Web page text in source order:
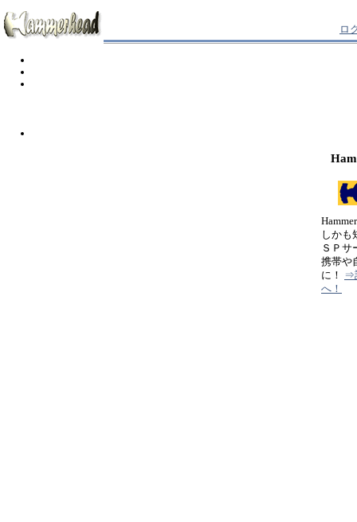
ロ
しかも
ＳＰサ
携帯や
に！ ⇒
へ！